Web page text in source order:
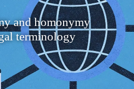
and homonymy
terminology